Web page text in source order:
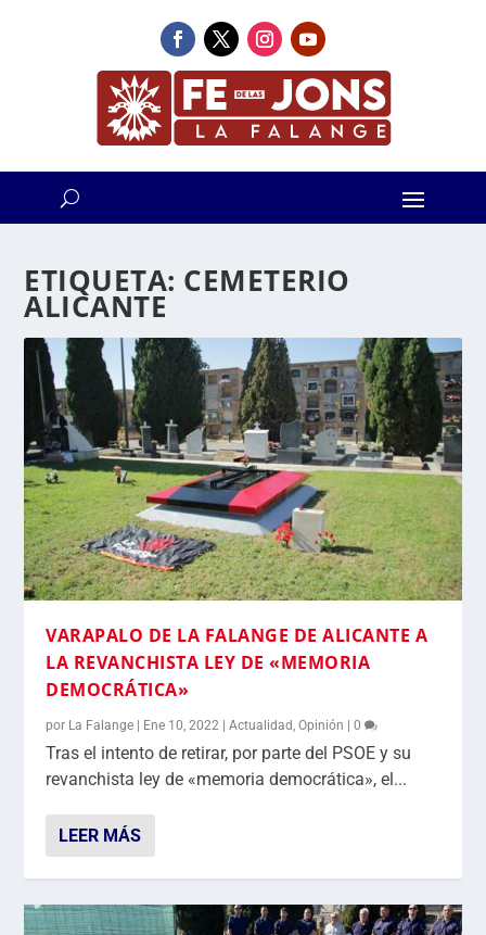
ETIQUETA: CEMETERIO
ALICANTE
VARAPALO DE LA FALANGE DE ALICANTE A
LA REVANCHISTA LEY DE «MEMORIA
DEMOCRÁTICA»
por La Falange | Ene 10, 2022 |Actualidad ,Opinión |0
Tras el intento de retirar, por parte del PSOE y su
revanchista ley de «memoria democrática», el...
LEER MÁS